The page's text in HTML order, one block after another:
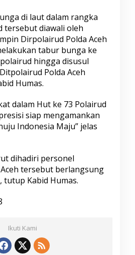
di laut dalam rangka
tersebut diawali oleh
Dirpolairud Polda Aceh
tabur bunga ke
hingga disusul
Polda Aceh
Humas.
dalam Hut ke 73 Polairud
siap mengamankan
Indonesia Maju” jelas
dihadiri personel
tersebut berlangsung
tutup Kabid Humas.
Ikuti Kami